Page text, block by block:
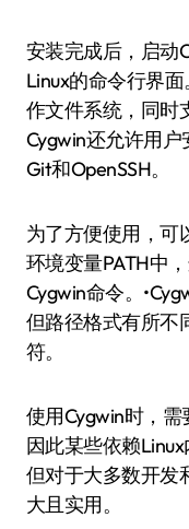
安装完成后，启动
Linux的命令行界
作文件系统，同时
Cygwin还允许用户
Git和OpenSSH。
为了方便使用，可
环境变量PATH中
Cygwin命令。
但路径格式有所不
符。
使用Cygwin时，需
因此某些依赖
但对于大多数开发
大且实用。